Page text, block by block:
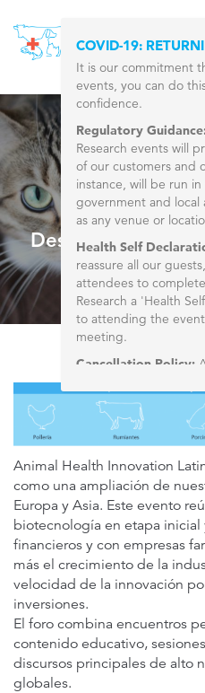
ANIMAL HEALTH
29-30
São
Desarrollo
Por
Animal Health Innovation
como una ampliación de
Europa y Asia. Este evento
biotecnología en etapa
financieros y con empresas
más el crecimiento de la
velocidad de la innovación
inversiones.
El foro combina encuentros
contenido educativo,
discursos principales de alto
globales.
COVID-19:
It is our commitment
events, you can do
confidence.
Regulatory
Research events will
of our customers and
instance, will be run
government and local
as any venue or
Health Self
reassure all our
attendees to
Research a 'Health
to attending the
meeting.
Cancellation Policy:
event, or those that
event, will receive a
to view our full